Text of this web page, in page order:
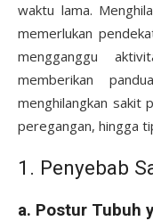
waktu lama.
memerlukan
mengganggu
memberikan
menghilangkan sakit
peregangan, hingga
1. Penyebab
a. Postur Tubuh